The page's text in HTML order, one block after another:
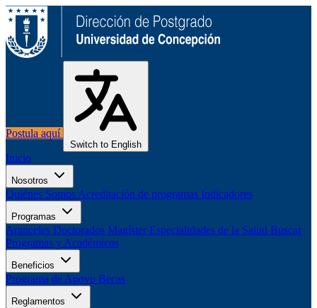
Postula aquí
Switch to English
Inicio
Nosotros
Quiénes Somos Acreditación de programas Indicadores
Programas
Aranceles Doctorados Magíster Especialidades de la Salud Buscar
Programas y Académicos
Beneficios
Programa de Apoyo Becas
Reglamentos